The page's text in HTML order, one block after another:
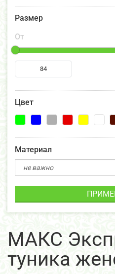
Размер
От
Цвет
Материал
МАКС
туника